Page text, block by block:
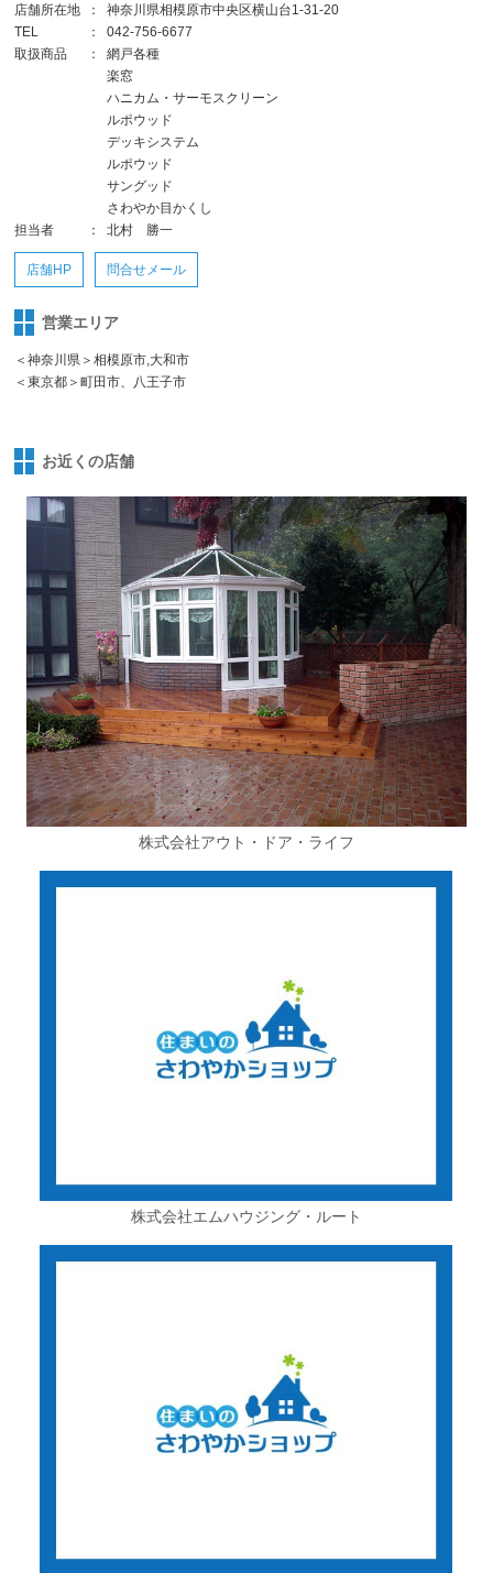
店舗所在地 ：
神奈川県相模原市中央区横山台1-31-20
TEL
：
042-756-6677
取扱商品
：
網戸各種
楽窓
ハニカム・サーモスクリーン
ルポウッド
デッキシステム
ルポウッド
サングッド
さわやか目かくし
担当者
： 北村 勝一
店舗HP 問合せメール
営業エリア
＜神奈川県＞相模原市,大和市
＜東京都＞町田市、八王子市
お近くの店舗
株式会社アウト・ドア・ライフ
株式会社エムハウジング・ルート